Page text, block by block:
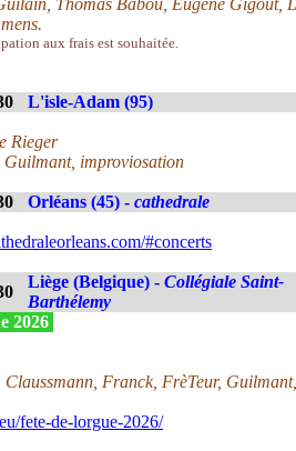
Thomas Babou, Eugène Gigout,
aux frais est souhaitée.
L'isle-Adam (95)
Rieger
improviosation
Orléans (45) - cathedrale
#concerts
Liège (Belgique) - Collégiale Saint-
Barthélemy
2026
Franck, FrèTeur,
fete-de-lorgue-2026/